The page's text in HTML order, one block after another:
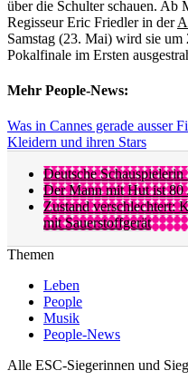
über die Schulter schauen.
Regisseur Eric Friedler in der
Samstag (23. Mai) wird sie
Pokalfinale im Ersten
Mehr People-News:
Was in Cannes gerade ausser
Kleidern und ihren Stars
Deutsche
Der Mann mit Hut ist 80
Zustand verschlechtert:
mit Sauerstoffgerät
Themen
Leben
People
Musik
People-News
Alle ESC-Siegerinnen und